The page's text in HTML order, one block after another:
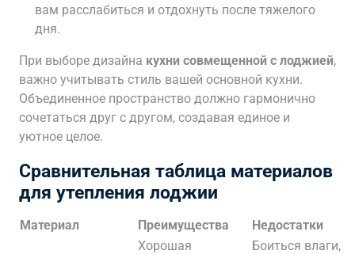
вам расслабиться и отдохнуть после тяжелого
дня.
При выборе дизайна кухни совмещенной с лоджией,
важно учитывать стиль вашей основной кухни.
Объединенное пространство должно гармонично
сочетаться друг с другом, создавая единое и
уютное целое.
Сравнительная таблица материалов
для утепления лоджии
Материал Преимущества Недостатки
Хорошая
Боиться влаги,